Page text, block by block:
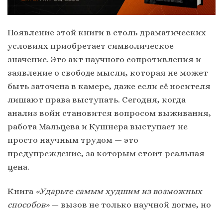
Появление этой книги в столь драматических
условиях приобретает символическое
значение. Это акт научного сопротивления и
заявление о свободе мысли, которая не может
быть заточена в камере, даже если её носителя
лишают права выступать. Сегодня, когда
анализ войн становится вопросом выживания,
работа Мальцева и Кушнера выступает не
просто научным трудом — это
предупреждение, за которым стоит реальная
цена.
Книга «Ударьте самым худшим из возможных
способов»— вызов не только научной догме, но